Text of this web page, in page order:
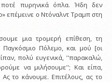
πυρηνικά όπλα. Ήδη δεν
επέμεινε ο Ντόναλντ Τραμπ στη
μια τρομερή επίθεση, τη
Πόλεμο, και μού [οι
πολύ ευγενικά, ''παρακαλώ,
να μιλήσουμε''; Και είπα,
το κάνουμε. Επιτέλους, ας το